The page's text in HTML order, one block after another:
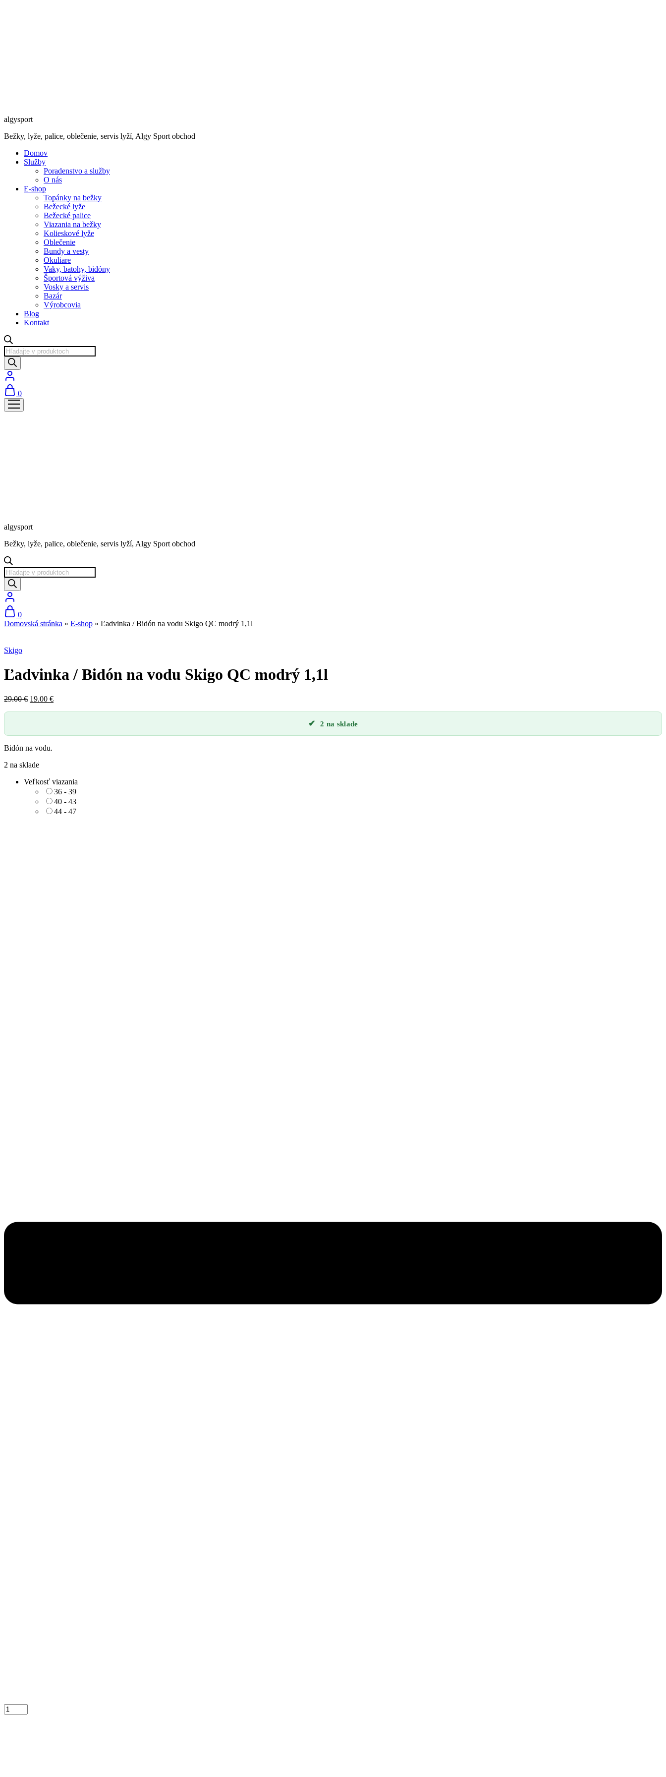
algysport
Bežky, lyže, palice, oblečenie, servis lyží, Algy Sport obchod
Domov
Služby
Poradenstvo a služby
O nás
E-shop
Topánky na bežky
Bežecké lyže
Bežecké palice
Viazania na bežky
Kolieskové lyže
Oblečenie
Bundy a vesty
Okuliare
Vaky, batohy, bidóny
Športová výživa
Vosky a servis
Bazár
Výrobcovia
Blog
Kontakt
Products
search
0
algysport
Bežky, lyže, palice, oblečenie, servis lyží, Algy Sport obchod
Products
search
0
Domovská stránka » E-shop » Ľadvinka / Bidón na vodu Skigo QC modrý 1,1l
Skigo
Ľadvinka / Bidón na vodu Skigo QC modrý 1,1l
29.00€ Pôvodná
19.00 €Aktuálna
2 na sklade
Bidón na vodu.
2 na sklade
Veľkosť viazania
36 - 39
40 - 43
44 - 47
Ľadvinka
/